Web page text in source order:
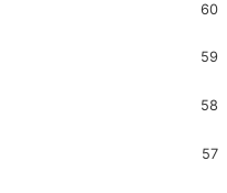
57
58
59
60